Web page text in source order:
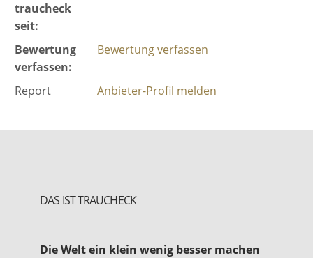
traucheck
seit:
Bewertung
verfassen:
Bewertung verfassen
Report Anbieter-Profil melden
DAS IST TRAUCHECK
Die Welt ein klein wenig besser machen